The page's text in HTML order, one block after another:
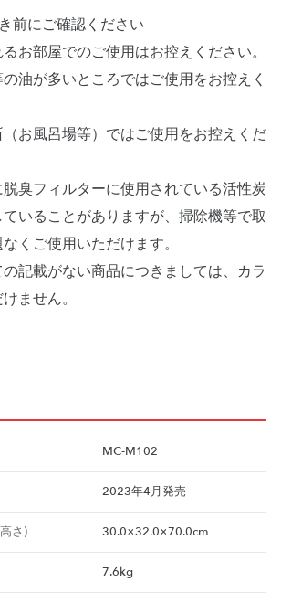
前にご確認ください
お部屋でのご使用はお控えください。
の油が多いところではご使用をお控えく
（お風呂場等）ではご使用をお控えくだ
脱臭フィルターに使用されている活性炭
いることがありますが、掃除機等で取
くご使用いただけます。
の記載がない商品につきましては、カラ
ません。
MC-M102
2023年4月発売
さ) 30.0×32.0×70.0cm
7.6kg